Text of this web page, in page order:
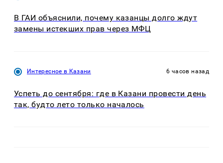
В ГАИ объяснили, почему казанцы долго ждут
замены истекших прав через МФЦ
Интересное в Казани 6 часов назад
Успеть до сентября: где в Казани провести день
так, будто лето только началось